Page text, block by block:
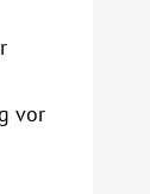
vor